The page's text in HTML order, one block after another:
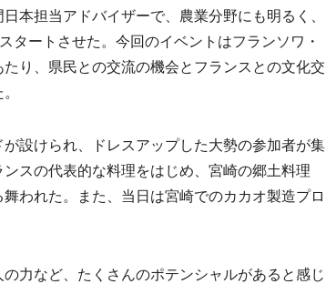
本担当アドバイザーで、農業分野にも明るく、
ートさせた。今回のイベントはフランソワ・
り、県民との交流の機会とフランスとの文化交
設けられ、ドレスアップした大勢の参加者が集
スの代表的な料理をはじめ、宮崎の郷土料理
われた。また、当日は宮崎でのカカオ製造プロ
力など、たくさんのポテンシャルがあると感じ